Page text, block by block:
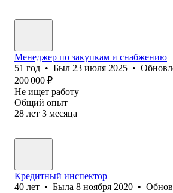
Менеджер по закупкам и снабжению
51 год • Был 23 июля 2025 •
200 000 ₽
Не ищет работу
Общий опыт
28 лет 3 месяца
Кредитный инспектор
40 лет • Была 8 ноября 2020 •